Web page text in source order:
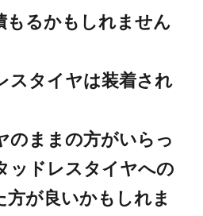
もるかもしれません
スタイヤは装着され
のままの方がいらっ
ッドレスタイヤへの
方が良いかもしれま